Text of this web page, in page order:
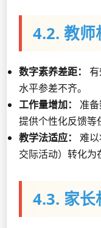
4.2. 教师
数字素养差距：
水平参差不齐。
工作量增加：
准
提供个性化反馈等
教学法适应：
难
交际活动）转化为
4.3. 家长